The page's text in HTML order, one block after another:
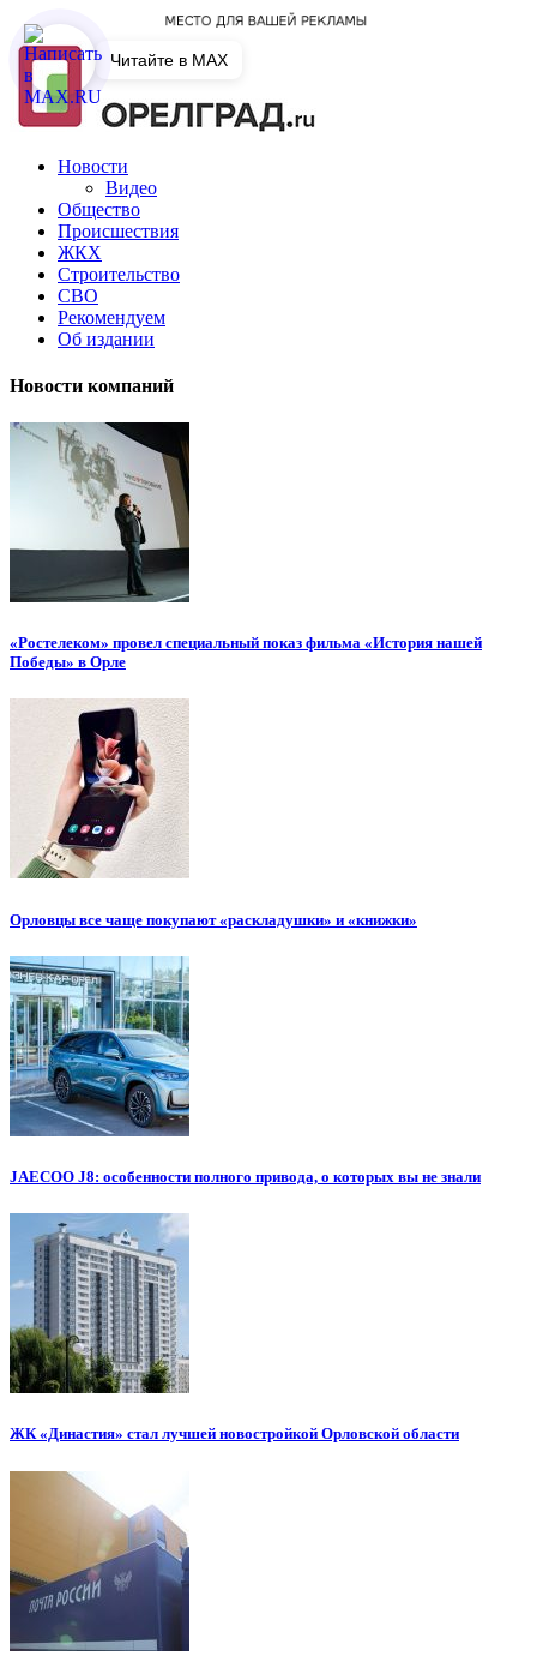
Новости
Видео
Общество
Происшествия
ЖКХ
Строительство
СВО
Рекомендуем
Об издании
Новости компаний
«Ростелеком» провел специальный показ фильма «История нашей
Победы» в Орле
Орловцы все чаще покупают «раскладушки» и «книжки»
JAECOO J8: особенности полного привода, о которых вы не знали
ЖК «Династия» стал лучшей новостройкой Орловской области
Читайте в MAX